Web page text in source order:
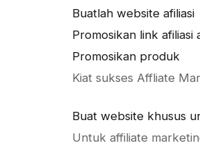
Buatlah website afiliasi
Promosikan link afiliasi
Promosikan produk
Kiat sukses Affliate
Buat website khusus
Untuk affiliate